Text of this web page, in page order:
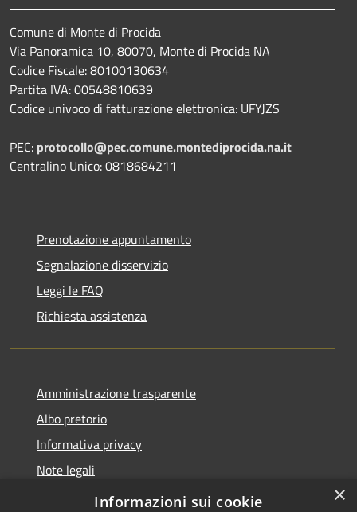
Comune di Monte di Procida
Via Panoramica 10, 80070, Monte di Procida NA
Codice Fiscale: 80100130634
Partita IVA: 00548810639
Codice univoco di fatturazione elettronica: UFYJZS
PEC: protocollo@pec.comune.montediprocida.na.it
Centralino Unico:0818684211
Prenotazione appuntamento
Segnalazione disservizio
Leggi le FAQ
Richiesta assistenza
Amministrazione trasparente
Albo pretorio
Informativa privacy
Note legali
Dichiarazione di accessibilità
×
Informazioni sui cookie